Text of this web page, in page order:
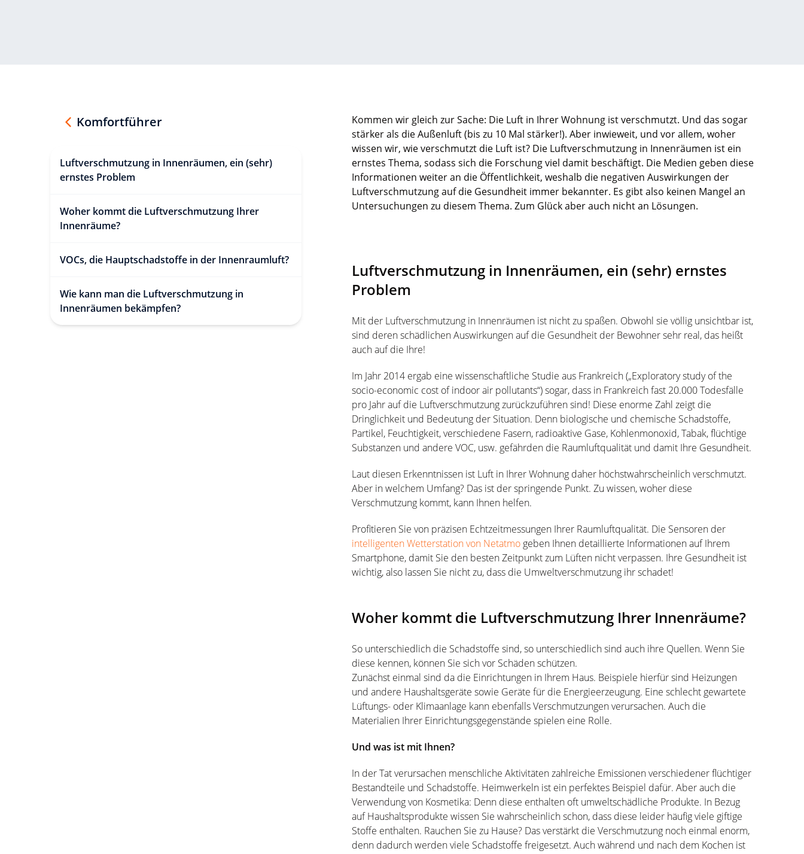
Komfortführer
Luftverschmutzung in Innenräumen, ein (sehr)
ernstes Problem
Woher kommt die Luftverschmutzung Ihrer
Innenräume?
VOCs, die Hauptschadstoffe in der Innenraumluft?
Wie kann man die Luftverschmutzung in
Innenräumen bekämpfen?
Kommen wir gleich zur Sache: Die Luft in Ihrer Wohnung ist verschmutzt. Und das sogar
stärker als die Außenluft (bis zu 10 Mal stärker!). Aber inwieweit, und vor allem, woher
wissen wir, wie verschmutzt die Luft ist? Die Luftverschmutzung in Innenräumen ist ein
ernstes Thema, sodass sich die Forschung viel damit beschäftigt. Die Medien geben diese
Informationen weiter an die Öffentlichkeit, weshalb die negativen Auswirkungen der
Luftverschmutzung auf die Gesundheit immer bekannter. Es gibt also keinen Mangel an
Untersuchungen zu diesem Thema. Zum Glück aber auch nicht an Lösungen.
Luftverschmutzung in Innenräumen, ein (sehr) ernstes
Problem
Mit der Luftverschmutzung in Innenräumen ist nicht zu spaßen. Obwohl sie völlig unsichtbar ist,
sind deren schädlichen Auswirkungen auf die Gesundheit der Bewohner sehr real, das heißt
auch auf die Ihre!
Im Jahr 2014 ergab eine wissenschaftliche Studie aus Frankreich („Exploratory study of the
socio-economic cost of indoor air pollutants“) sogar, dass in Frankreich fast 20.000 Todesfälle
pro Jahr auf die Luftverschmutzung zurückzuführen sind! Diese enorme Zahl zeigt die
Dringlichkeit und Bedeutung der Situation. Denn biologische und chemische Schadstoffe,
Partikel, Feuchtigkeit, verschiedene Fasern, radioaktive Gase, Kohlenmonoxid, Tabak, flüchtige
Substanzen und andere VOC, usw. gefährden die Raumluftqualität und damit Ihre Gesundheit.
Laut diesen Erkenntnissen ist Luft in Ihrer Wohnung daher höchstwahrscheinlich verschmutzt.
Aber in welchem Umfang? Das ist der springende Punkt. Zu wissen, woher diese
Verschmutzung kommt, kann Ihnen helfen.
Profitieren Sie von präzisen Echtzeitmessungen Ihrer Raumluftqualität. Die Sensoren der
intelligenten Wetterstation von Netatmo geben Ihnen detaillierte Informationen auf Ihrem
Smartphone, damit Sie den besten Zeitpunkt zum Lüften nicht verpassen. Ihre Gesundheit ist
wichtig, also lassen Sie nicht zu, dass die Umweltverschmutzung ihr schadet!
Woher kommt die Luftverschmutzung Ihrer Innenräume?
So unterschiedlich die Schadstoffe sind, so unterschiedlich sind auch ihre Quellen. Wenn Sie
diese kennen, können Sie sich vor Schäden schützen.
Zunächst einmal sind da die Einrichtungen in Ihrem Haus. Beispiele hierfür sind Heizungen
und andere Haushaltsgeräte sowie Geräte für die Energieerzeugung. Eine schlecht gewartete
Lüftungs- oder Klimaanlage kann ebenfalls Verschmutzungen verursachen. Auch die
Materialien Ihrer Einrichtungsgegenstände spielen eine Rolle.
Und was ist mit Ihnen?
In der Tat verursachen menschliche Aktivitäten zahlreiche Emissionen verschiedener flüchtiger
Bestandteile und Schadstoffe. Heimwerkeln ist ein perfektes Beispiel dafür. Aber auch die
Verwendung von Kosmetika: Denn diese enthalten oft umweltschädliche Produkte. In Bezug
auf Haushaltsprodukte wissen Sie wahrscheinlich schon, dass diese leider häufig viele giftige
Stoffe enthalten. Rauchen Sie zu Hause? Das verstärkt die Verschmutzung noch einmal enorm,
denn dadurch werden viele Schadstoffe freigesetzt. Auch während und nach dem Kochen ist